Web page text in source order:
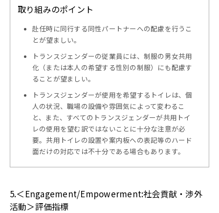
取り組みのポイント
赴任時に同行する同性パートナーへの配慮を行うこ
とが望ましい。
トランスジェンダーの従業員には、制服の男女共用
化（または本人の希望する性別の制服）にも配慮す
ることが望ましい。
トランスジェンダーが使用を希望するトイレは、個
人の状況、職場の設備や雰囲気によって変わるこ
と、また、すべてのトランスジェンダーが共用トイ
レの使用を望む訳ではないことに十分な注意が必
要。共用トイレの設置や案内板への表記等のハード
面だけの対応では不十分である場合もあります。
5.＜Engagement/Empowerment:社会貢献・渉外
活動＞評価指標